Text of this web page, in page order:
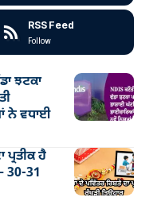
RSS Feed
Follow
ਝਟਕਾ
ਨੇ ਵਧਾਈ
ਹੈ
30-31